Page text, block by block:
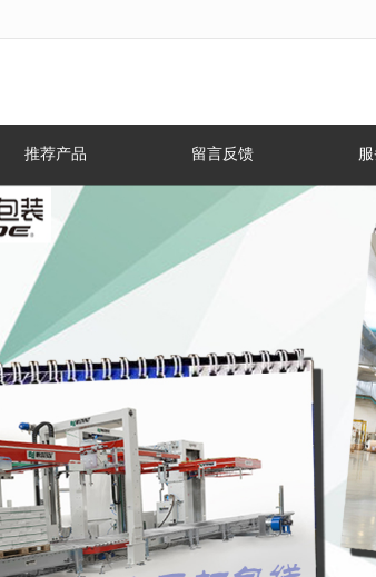
推荐产品 留言反馈